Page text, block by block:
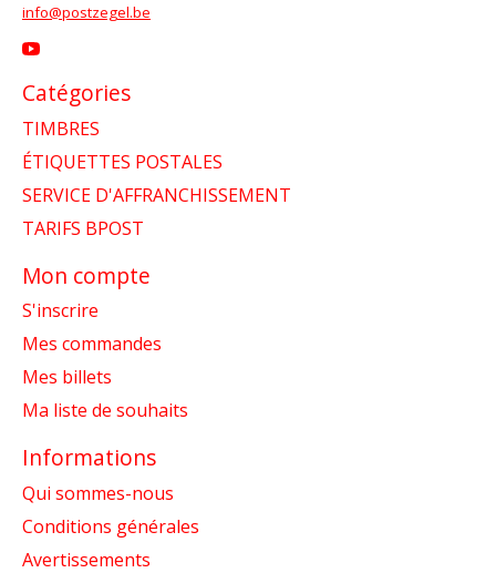
info@postzegel.be
Catégories
TIMBRES
ÉTIQUETTES POSTALES
SERVICE D'AFFRANCHISSEMENT
TARIFS BPOST
Mon compte
S'inscrire
Mes commandes
Mes billets
Ma liste de souhaits
Informations
Qui sommes-nous
Conditions générales
Avertissements